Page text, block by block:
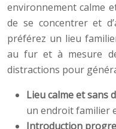
environnement calme
de se concentrer et
préférez un lieu
au fur et à mesure
distractions pour
Lieu calme et sans
un endroit familier
Introduction